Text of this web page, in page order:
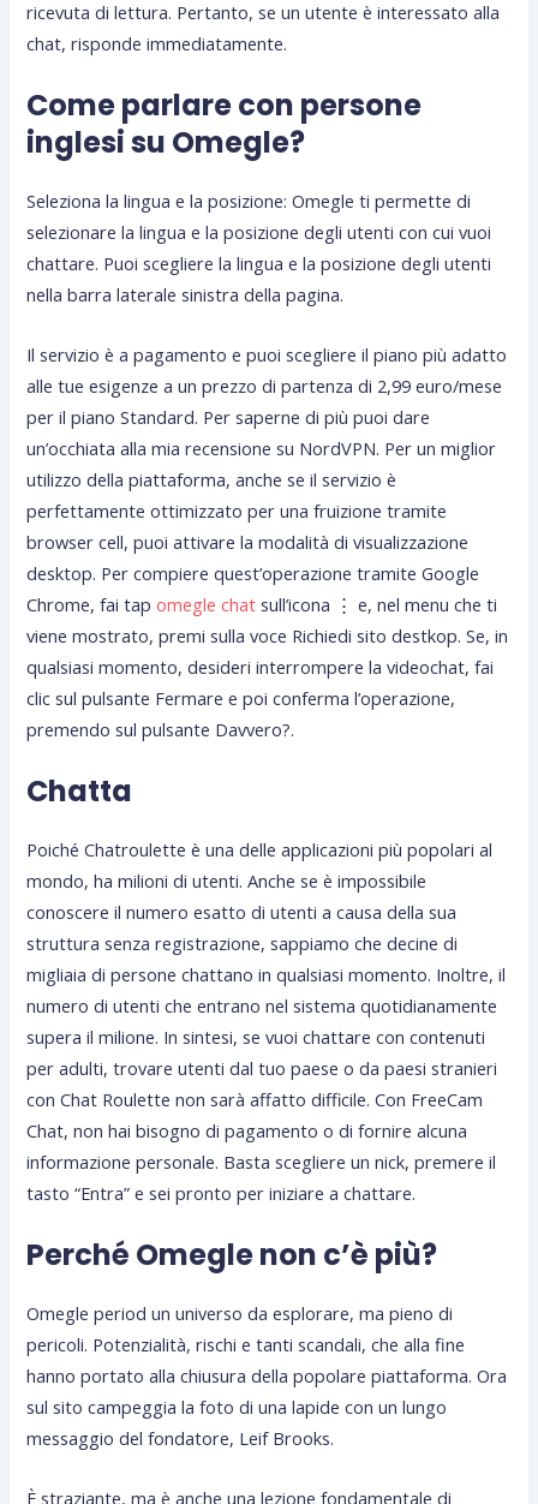
ricevuta di lettura. Pertanto, se un utente è interessato alla
chat, risponde immediatamente.
Come parlare con persone
inglesi su Omegle?
Seleziona la lingua e la posizione: Omegle ti permette di
selezionare la lingua e la posizione degli utenti con cui vuoi
chattare. Puoi scegliere la lingua e la posizione degli utenti
nella barra laterale sinistra della pagina.
Il servizio è a pagamento e puoi scegliere il piano più adatto
alle tue esigenze a un prezzo di partenza di 2,99 euro/mese
per il piano Standard. Per saperne di più puoi dare
un’occhiata alla mia recensione su NordVPN. Per un miglior
utilizzo della piattaforma, anche se il servizio è
perfettamente ottimizzato per una fruizione tramite
browser cell, puoi attivare la modalità di visualizzazione
desktop. Per compiere quest’operazione tramite Google
Chrome, fai tapomegle chat sull’icona ⋮ e, nel menu che ti
viene mostrato, premi sulla voce Richiedi sito destkop. Se, in
qualsiasi momento, desideri interrompere la videochat, fai
clic sul pulsante Fermare e poi conferma l’operazione,
premendo sul pulsante Davvero?.
Chatta
Poiché Chatroulette è una delle applicazioni più popolari al
mondo, ha milioni di utenti. Anche se è impossibile
conoscere il numero esatto di utenti a causa della sua
struttura senza registrazione, sappiamo che decine di
migliaia di persone chattano in qualsiasi momento. Inoltre, il
numero di utenti che entrano nel sistema quotidianamente
supera il milione. In sintesi, se vuoi chattare con contenuti
per adulti, trovare utenti dal tuo paese o da paesi stranieri
con Chat Roulette non sarà affatto difficile. Con FreeCam
Chat, non hai bisogno di pagamento o di fornire alcuna
informazione personale. Basta scegliere un nick, premere il
tasto “Entra” e sei pronto per iniziare a chattare.
Perché Omegle non c’è più?
Omegle period un universo da esplorare, ma pieno di
pericoli. Potenzialità, rischi e tanti scandali, che alla fine
hanno portato alla chiusura della popolare piattaforma. Ora
sul sito campeggia la foto di una lapide con un lungo
messaggio del fondatore, Leif Brooks.
È straziante, ma è anche una lezione fondamentale di